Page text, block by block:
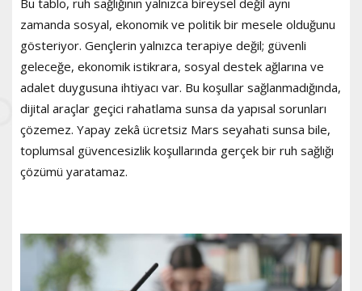
Bu tablo, ruh sağlığının yalnızca bireysel değil aynı
zamanda sosyal, ekonomik ve politik bir mesele olduğunu
gösteriyor. Gençlerin yalnızca terapiye değil; güvenli
geleceğe, ekonomik istikrara, sosyal destek ağlarına ve
adalet duygusuna ihtiyacı var. Bu koşullar sağlanmadığında,
dijital araçlar geçici rahatlama sunsa da yapısal sorunları
çözemez. Yapay zekâ ücretsiz Mars seyahati sunsa bile,
toplumsal güvencesizlik koşullarında gerçek bir ruh sağlığı
çözümü yaratamaz.